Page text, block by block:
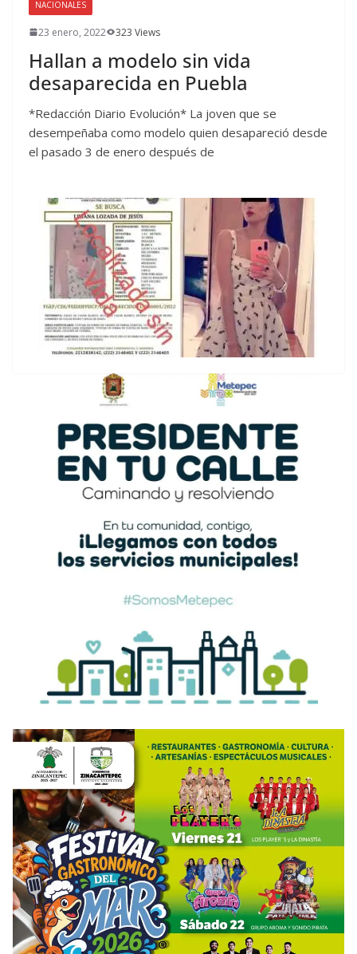
NACIONALES
23 enero, 2022 323 Views
Hallan a modelo sin vida
desaparecida en Puebla
*Redacción Diario Evolución* La joven que se
desempeñaba como modelo quien desapareció desde
el pasado 3 de enero después de